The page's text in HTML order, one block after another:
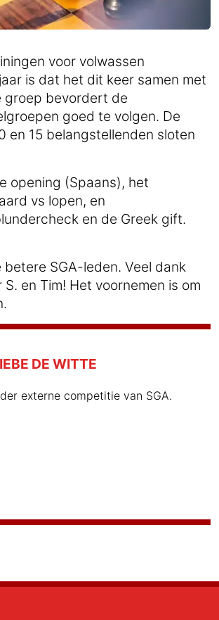
voor volwassen
is dat het dit keer samen met
groep bevordert de
goed te volgen. De
en 15 belangstellenden sloten
opening (Spaans), het
vs lopen, en
en de Greek gift.
SGA-leden. Veel dank
en Tim! Het voornemen is om
DE WITTE
externe competitie van SGA.